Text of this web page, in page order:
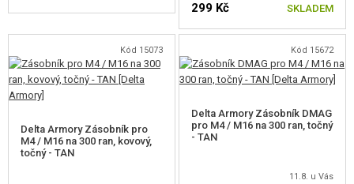
299 Kč SKLADEM
Kód 15073
Delta Armory Zásobník pro
M4 / M16 na 300 ran, kovový,
točný - TAN
Kód 15672
Delta Armory Zásobník DMAG
pro M4 / M16 na 300 ran, točný
- TAN
11.8. u Vás